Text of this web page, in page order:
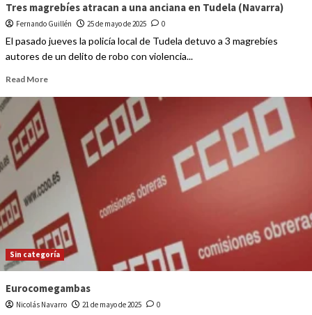
Tres magrebíes atracan a una anciana en Tudela (Navarra)
Fernando Guillén 25 de mayo de 2025 0
El pasado jueves la policía local de Tudela detuvo a 3 magrebíes
autores de un delito de robo con violencia...
Read More
Sin categoría
Eurocomegambas
Nicolás Navarro 21 de mayo de 2025 0